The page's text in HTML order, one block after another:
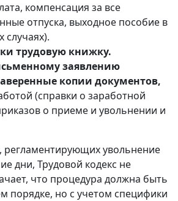
компенсация за все
отпуска, выходное пособие в
случаях).
трудовую книжку.
заявлению
копии документов,
(справки о заработной
о приеме и увольнении и
регламентирующих увольнение
дни, Трудовой кодекс не
что процедура должна быть
порядке, но с учетом специфики